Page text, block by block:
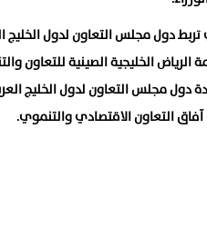
تربط دول مجلس التعاون لدول
الخليجية الصينية للتعاون
دول مجلس التعاون لدول الخليج
التعاون الاقتصادي والتنموي.